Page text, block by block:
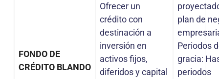
FONDO DE
CRÉDITO BLANDO
Ofrecer un
crédito con
destinación a
inversión en
activos fijos,
diferidos y capital
plan de
Periodos
gracia:
periodos